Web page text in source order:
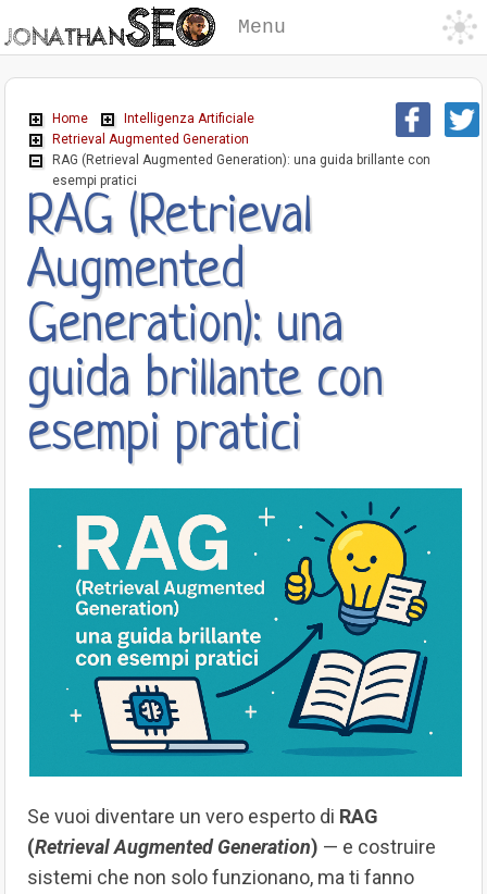
Menu
Home
Intelligenza Artificiale
Retrieval Augmented Generation
RAG (Retrieval Augmented Generation): una guida brillante con
esempi pratici
RAG (Retrieval
Augmented
Generation): una
guida brillante con
esempi pratici
Se vuoi diventare un vero esperto di RAG
(Retrieval Augmented Generation) — e costruire
sistemi che non solo funzionano, ma ti fanno